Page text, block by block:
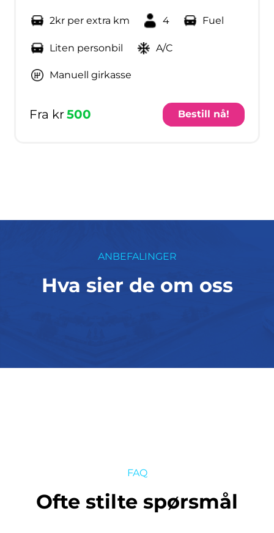
2kr per extra km 4 Fuel
Liten personbil A/C
Manuell girkasse
Fra kr500 Bestill nå!
ANBEFALINGER
Hva sier de om oss
FAQ
Ofte stilte spørsmål